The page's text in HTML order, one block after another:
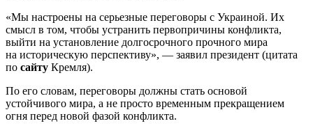
«Мы настроены на серьезные переговоры с Украиной. Их
смысл в том, чтобы устранить первопричины конфликта,
выйти на установление долгосрочного прочного мира
на историческую перспективу», — заявил президент (цитата
по сайту Кремля).
По его словам, переговоры должны стать основой
устойчивого мира, а не просто временным прекращением
огня перед новой фазой конфликта.